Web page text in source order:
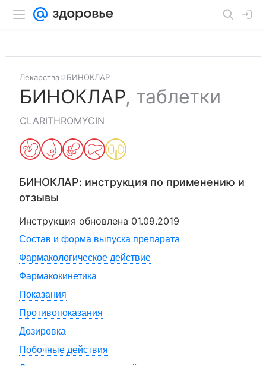
Лекарства БИНОКЛАР
БИНОКЛАР, таблетки
CLARITHROMYCIN
БИНОКЛАР: инструкция по применению и
отзывы
Инструкция обновлена 01.09.2019
Состав и форма выпуска препарата
Фармакологическое действие
Фармакокинетика
Показания
Противопоказания
Дозировка
Побочные действия